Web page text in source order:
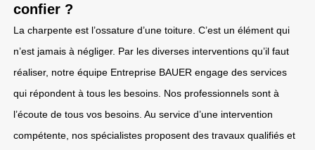
confier ?
La charpente est l’ossature d’une toiture. C’est un élément qui
n’est jamais à négliger. Par les diverses interventions qu’il faut
réaliser, notre équipe Entreprise BAUER engage des services
qui répondent à tous les besoins. Nos professionnels sont à
l’écoute de tous vos besoins. Au service d’une intervention
compétente, nos spécialistes proposent des travaux qualifiés et